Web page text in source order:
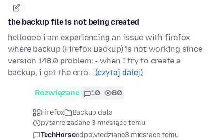
the backup file is not being created
helloooo i am experiencing an issue with firefox
where backup (Firefox Backup) is not working since
version 148.0 problem: - when I try to create a
backup, i get the erro… (czytaj dalej)
Rozwiązane 10 80
Firefox
Backup data
pytanie zadane 3 miesiące temu
TechHorseodpowiedziano3 miesiące temu